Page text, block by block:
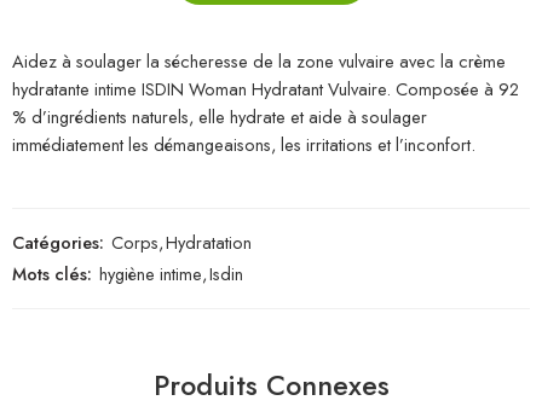
Aidez à soulager la sécheresse de la zone vulvaire avec la crème
hydratante intime ISDIN Woman Hydratant Vulvaire. Composée à 92
% d’ingrédients naturels, elle hydrate et aide à soulager
immédiatement les démangeaisons, les irritations et l’inconfort.
Catégories: Corps,Hydratation
Mots clés: hygiène intime,Isdin
Produits Connexes